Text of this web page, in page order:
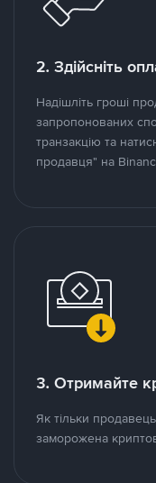
2. Здійсніть
Надішліть гроші
запропонованих
транзакцію та
продавця" на
3. Отримайте
Як тільки
заморожена